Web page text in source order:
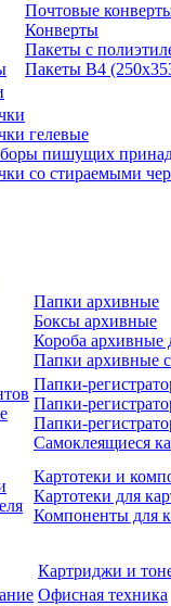
Почтовые
Конверты
Пакеты с
Пакеты В4
гелевые
пишущих
со стираемыми
Папки архивные
Боксы архивные
Короба архивные
Папки архивные с
Папки-
Папки-
Папки-
Самоклеящиеся
Картотеки и
Картотеки для
Компоненты для
Картриджи и
Офисная техника